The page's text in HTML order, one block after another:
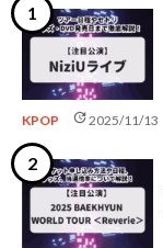
KPOP update2025/11/13